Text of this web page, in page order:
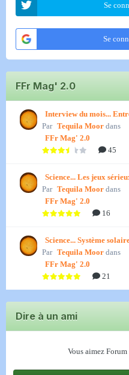
Se
Se
FFr Mag' 2.0
Interview du mois...
Par Tequila Moor dans
FFr Mag' 2.0
45
Science... Les jeux
Par Tequila Moor dans
FFr Mag' 2.0
16
Science... Système
Par Tequila Moor dans
FFr Mag' 2.0
21
Dire à un ami
Vous aimez